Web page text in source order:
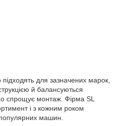
для зазначених марок,
й балансуються
спрощує монтаж. Фірма SL
і з кожним роком
машин.